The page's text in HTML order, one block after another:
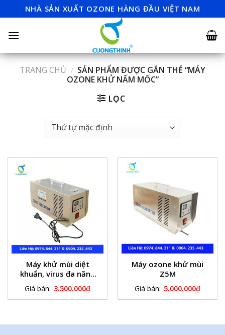
to
content
NHÀ SẢN XUẤT OZONE HÀNG ĐẦU VIỆT NAM
TRANG CHỦ / SẢN PHẨM ĐƯỢC GẮN THẺ “MÁY
OZONE KHỬ NẤM MỐC”
LỌC
Máy khử mùi diệt
khuẩn, virus đa năng
Giá bán: 3.500.000₫
Máy ozone khử mùi
Z5M
Giá bán: 5.000.000₫